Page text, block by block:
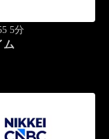
5分
ム